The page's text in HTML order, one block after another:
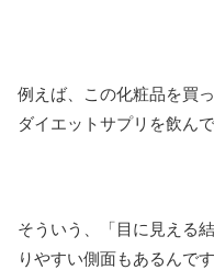
例えば、この化粧品を買
ダイエットサプリを飲ん
そういう、「目に見える
りやすい側面もあるんです